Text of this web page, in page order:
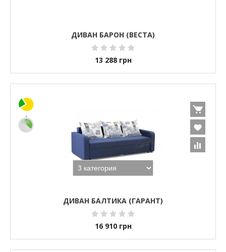
ДИВАН БАРОН (ВЕСТА)
13 288 грн
ДИВАН БАЛТИКА (ГАРАНТ)
16 910 грн